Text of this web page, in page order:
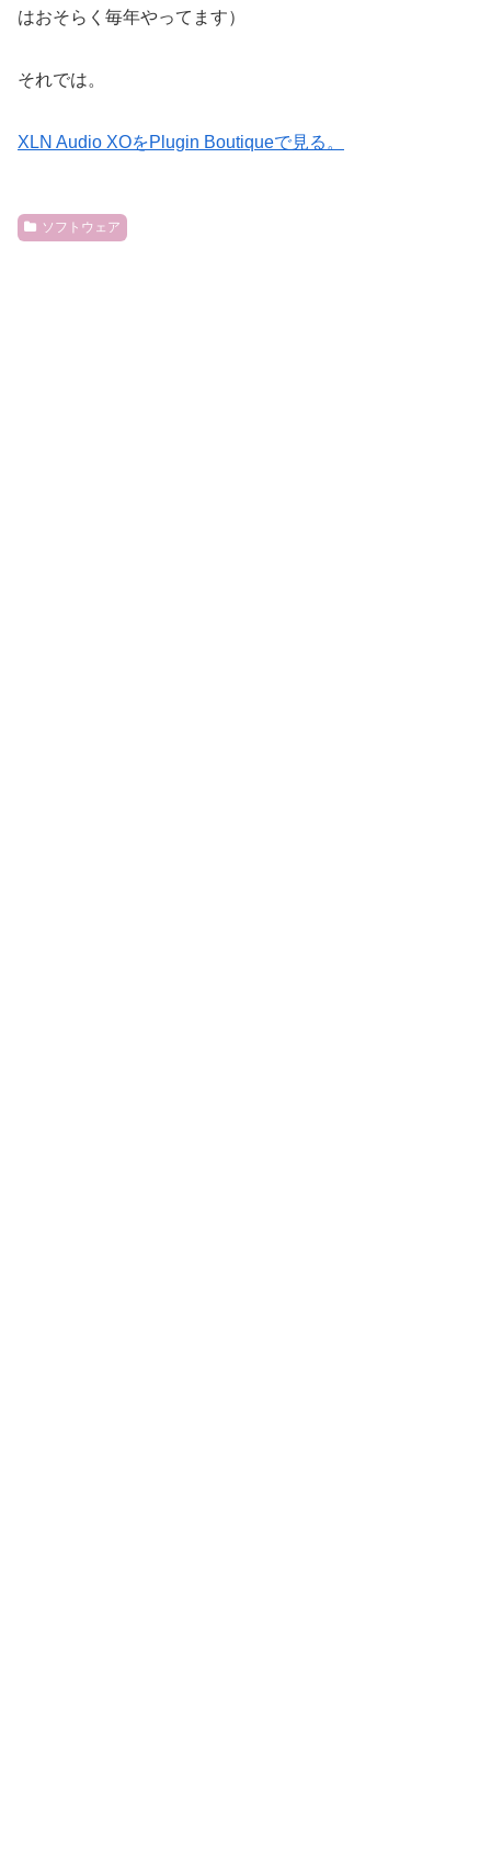
はおそらく毎年やってます）
それでは。
XLN Audio XOをPlugin Boutiqueで見る。
ソフトウェア